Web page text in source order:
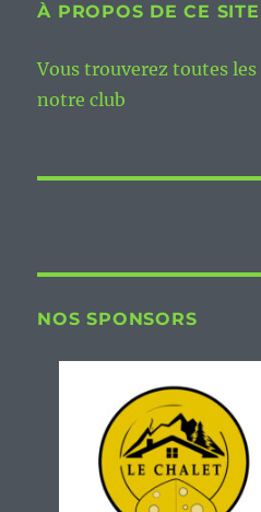
À PROPOS DE CE SITE
Vous trouverez toutes
notre club
NOS SPONSORS